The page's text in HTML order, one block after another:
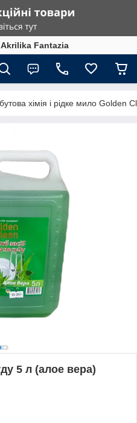
Fantazia
хімія і рідке мило Golden
5 л (алое вера)